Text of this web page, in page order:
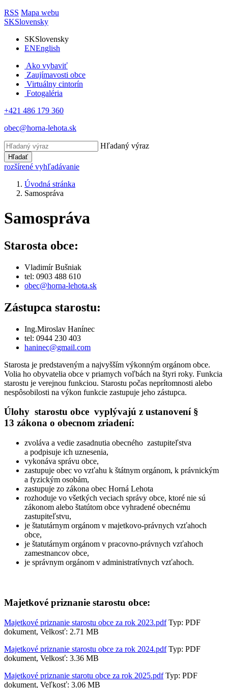
RSS Mapa webu
SKSlovensky
SKSlovensky
ENEnglish
Ako vybaviť
Zaujímavosti obce
Virtuálny cintorín
Fotogaléria
+421 486 179 360
obec@horna-lehota.sk
Hľadaný výraz
Hľadať
rozšírené vyhľadávanie
Úvodná stránka
Samospráva
Samospráva
Starosta obce:
Vladimír Bušniak
tel: 0903 488 610
obec@horna-lehota.sk
Zástupca starostu:
Ing.Miroslav Hanínec
tel: 0944 230 403
haninec@gmail.com
Starosta je predstaveným a najvyšším výkonným orgánom obce.
Volia ho obyvatelia obce v priamych voľbách na štyri roky. Funkcia
starostu je verejnou funkciou. Starostu počas neprítomnosti alebo
nespôsobilosti na výkon funkcie zastupuje jeho zástupca.
Úlohy starostu obce vyplývajú z ustanovení §
13 zákona o obecnom zriadení:
zvoláva a vedie zasadnutia obecného zastupiteľstva
a podpisuje ich uznesenia,
vykonáva správu obce,
zastupuje obec vo vzťahu k štátnym orgánom, k právnickým
a fyzickým osobám,
zastupuje zo zákona obec Horná Lehota
rozhoduje vo všetkých veciach správy obce, ktoré nie sú
zákonom alebo štatútom obce vyhradené obecnému
zastupiteľstvu,
je štatutárnym orgánom v majetkovo-právnych vzťahoch
obce,
je štatutárnym orgánom v pracovno-právnych vzťahoch
zamestnancov obce,
je správnym orgánom v administratívnych vzťahoch.
Majetkové priznanie starostu obce:
Majetkové priznanie starostu obce za rok 2023.pdf Typ: PDF
dokument, Velkosť: 2.71 MB
Majetkové priznanie starostu obce za rok 2024.pdfTyp: PDF
dokument, Velkosť: 3.36 MB
Majetkové priznanie starotu obce za rok 2025.pdf Typ: PDF
dokument, Veľkosť: 3.06 MB